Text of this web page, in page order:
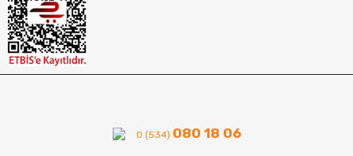
0 (534) 080 18 06